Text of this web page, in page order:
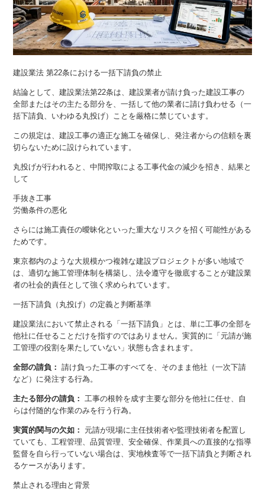
建設業法 第22条における一括下請負の禁止
結論として、建設業法第22条は、建設業者が請け負った建設工事の
全部またはその主たる部分を、一括して他の業者に請け負わせる（一
括下請負、いわゆる丸投げ）ことを厳格に禁じています。
この規定は、建設工事の適正な施工を確保し、発注者からの信頼を裏
切らないために設けられています。
丸投げが行われると、中間搾取による工事代金の減少を招き、結果と
して
手抜き工事
労働条件の悪化
さらには施工責任の曖昧化といった重大なリスクを招く可能性がある
ためです。
東京都内のような大規模かつ複雑な建設プロジェクトが多い地域で
は、適切な施工管理体制を構築し、法令遵守を徹底することが建設業
者の社会的責任として強く求められています。
一括下請負（丸投げ）の定義と判断基準
建設業法において禁止される「一括下請負」とは、単に工事の全部を
他社に任せることだけを指すのではありません。実質的に「元請が施
工管理の役割を果たしていない」状態も含まれます。
全部の請負： 請け負った工事のすべてを、そのまま他社（一次下請
など）に発注する行為。
主たる部分の請負：
工事の根幹を成す主要な部分を他社に任せ、自
らは付随的な作業のみを行う行為。
実質的関与の欠如：
元請が現場に主任技術者や監理技術者を配置し
ていても、工程管理、品質管理、安全確保、作業員への直接的な指導
監督を自ら行っていない場合は、実地検査等で一括下請負と判断され
るケースがあります。
禁止される理由と背景